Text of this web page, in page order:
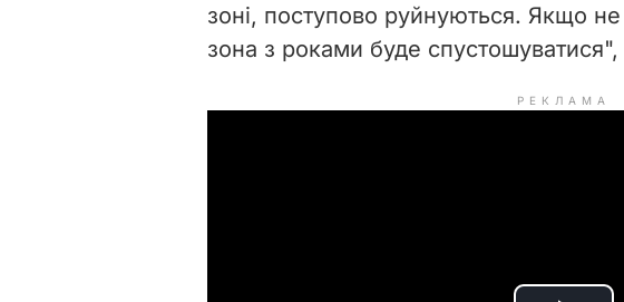
зоні, поступово руйнуються. Якщо
зона з роками буде спустошуватися",
РЕКЛАМА